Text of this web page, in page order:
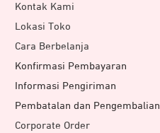
Kontak Kami
Lokasi Toko
Cara Berbelanja
Konfirmasi Pembayaran
Informasi Pengiriman
Pembatalan dan Pengembalian
Corporate Order